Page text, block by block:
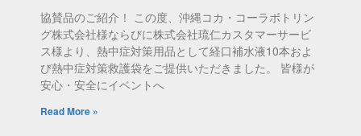
協賛品のご紹介！ この度、沖縄コカ・コーラボトリン
グ株式会社様ならびに株式会社琉仁カスタマーサービ
ス様より、熱中症対策用品として経口補水液10本およ
び熱中症対策救護袋をご提供いただきました。 皆様が
安心・安全にイベントへ
Read More »